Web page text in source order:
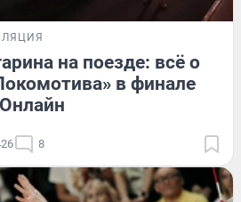
на поезде: всё о
в финале
8